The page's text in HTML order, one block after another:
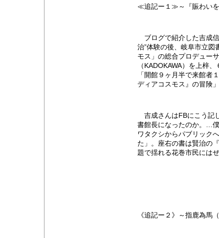
≪追記ー１≫～『賑わい
ブログで紹介した吉成
治”体験の後、岐阜市立図
モス」の総合プロデュー
（KADOKAWA）を上梓
「開館９ヶ月半で来館者
ディアコスモス』の冒険
吉成さんはFBにこう記
書館長になったのか。…
ワタクシからパブリック
た」。座右の書は賢治の
題で揺れる花巻市民には
《追記ー２》～指鹿為馬